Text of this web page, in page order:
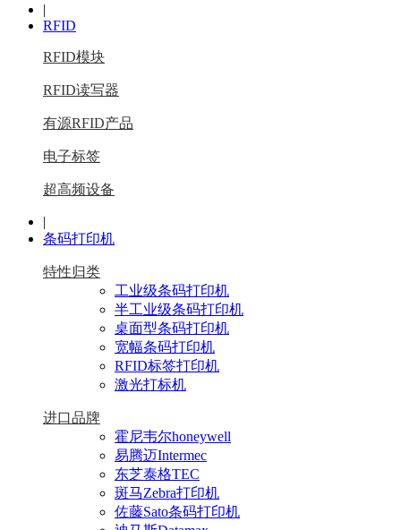
|
RFID
RFID模块
RFID读写器
有源RFID产品
电子标签
超高频设备
|
条码打印机
特性归类
工业级条码打印机
半工业级条码打印机
桌面型条码打印机
宽幅条码打印机
RFID标签打印机
激光打标机
进口品牌
霍尼韦尔honeywell
易腾迈Intermec
东芝泰格TEC
斑马Zebra打印机
佐藤Sato条码打印机